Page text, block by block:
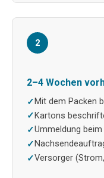
2
2–4 Wochen
Mit dem Packen
Kartons
Ummeldung
Versorger